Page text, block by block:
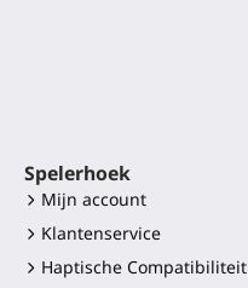
Spelerhoek
Mijn account
Klantenservice
Haptische Compatibiliteit